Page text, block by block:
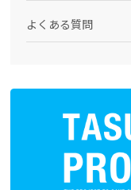
よくある質問